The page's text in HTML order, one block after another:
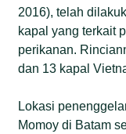
2016), telah
kapal yang terkait
perikanan.
dan 13 kapal
Lokasi
Momoy di Batam